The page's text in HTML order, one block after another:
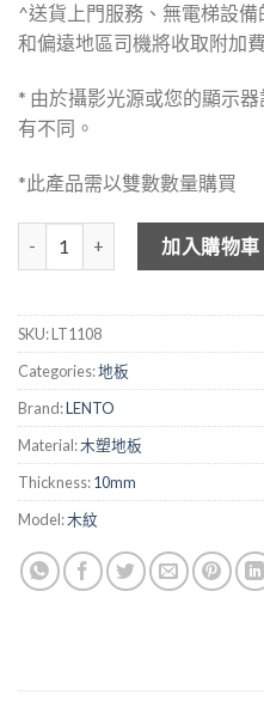
^送貨上門服務、無電梯設
和偏遠地區司機將收取附加
* 由於攝影光源或您的顯示
有不同。
*此產品需以雙數數量購買
LENTO 木紋木塑地板 LT1108 數
加入購物車
SKU:LT1108
Categories:地板
Brand:LENTO
Material:木塑地板
Thickness:10mm
Model:木紋